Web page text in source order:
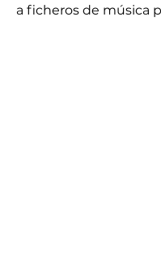
a ficheros de música